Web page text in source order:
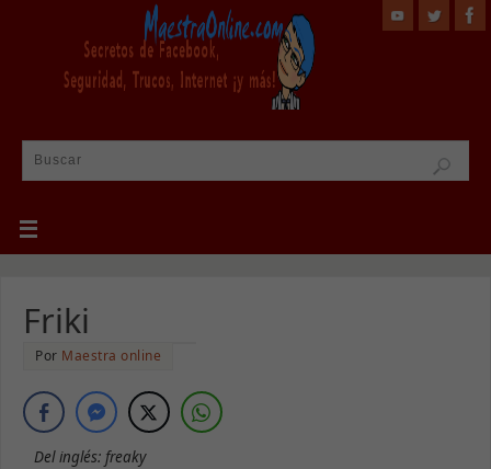
Friki
Por Maestra online
Del inglés: freaky